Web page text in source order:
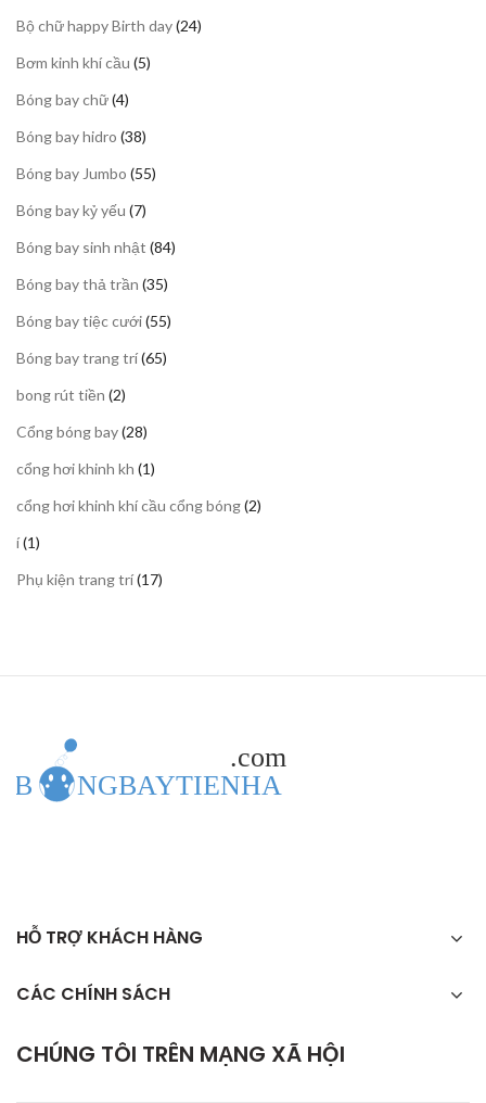
phẩm
Bộ chữ happy Birth day 2424
Bơm kinh khí cầu 55
Bóng bay chữ 44
phẩm
Bóng bay hidro 3838
phẩm
Bóng bay Jumbo 5555
Bóng bay kỷ yếu 77
phẩm
Bóng bay sinh nhật 8484
Bóng bay thả trần 3535
phẩm
Bóng bay tiệc cưới 5555
Bóng bay trang trí 6565
bong rút tiền 22
phẩm
Cổng bóng bay 2828
phẩm
cổng hơi khinh kh 11
phẩm
cổng hơi khinh khí cầu cổng bóng 22
í 11
phẩm
Phụ kiện trang trí 1717
HỖ TRỢ KHÁCH HÀNG
CÁC CHÍNH SÁCH
CHÚNG TÔI TRÊN MẠNG XÃ HỘI